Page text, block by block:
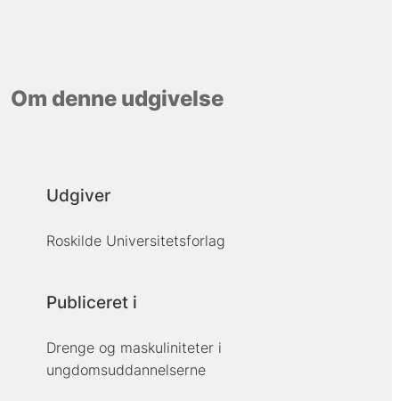
Om denne udgivelse
Udgiver
Roskilde Universitetsforlag
Publiceret i
Drenge og maskuliniteter i
ungdomsuddannelserne